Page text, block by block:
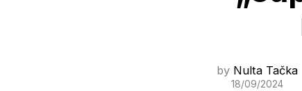
by Nulta Tačka
18/09/2024